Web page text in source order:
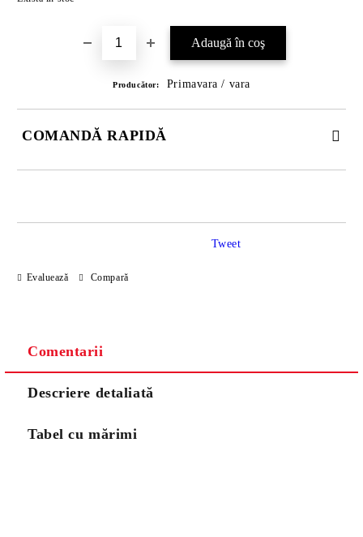
Producător: Primavara / vara
COMANDĂ RAPIDĂ
Evaluează Compară
Tweet
Comentarii
Descriere detaliată
Tabel cu mărimi